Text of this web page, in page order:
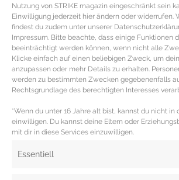
Nutzung von STRIKE magazin eingeschränkt sein
Einwilligung jederzeit hier ändern oder widerrufen.
findest du zudem unter unserer
Impressum. Bitte beachte, dass einige Funktionen
beeinträchtigt werden können, wenn nicht alle
Klicke einfach auf einen beliebigen Zweck, um
anzupassen oder mehr Details zu erhalten.
werden zu bestimmten Zwecken gegebenenfalls
Rechtsgrundlage des berechtigten Interesses
*Wenn du unter 16 Jahre alt bist, kannst du nicht in
einwilligen. Du kannst deine Eltern oder
mit dir in diese Services einzuwilligen.
Essentiell
Ashley Riordan
Creative Director